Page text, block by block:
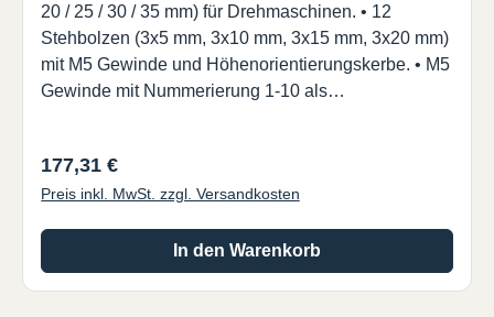
NC125/160, NC125/160H, EL125/160,
KNC125/160• KESEL CNC125/160• RÖHM
RKE125/160, RKE-L125/160, RKE-U125/160, RKG-
L125/160, RKE-LV125/160• WNT NCG 125/160,
20 / 25 / 30 / 35 mm) für Drehmaschinen. • 12
Stehbolzen (3x5 mm, 3x10 mm, 3x15 mm, 3x20 mm)
mit M5 Gewinde und Höhenorientierungskerbe. • M5
Gewinde mit Nummerierung 1-10 als
(siehe Maße n) .
Regulärer Preis:
177,31 €
Preis inkl. MwSt. zzgl. Versandkosten
In den Warenkorb